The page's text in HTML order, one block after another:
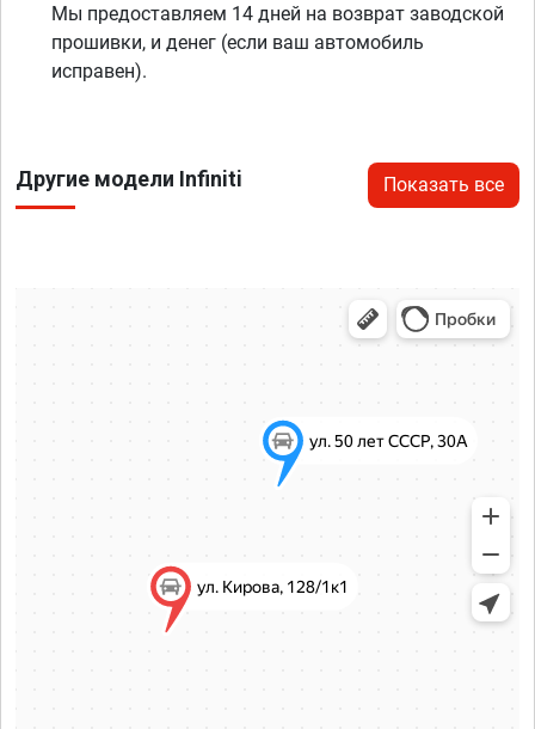
Мы предоставляем 14 дней на возврат заводской
прошивки, и денег (если ваш автомобиль
исправен).
Другие модели Infiniti Показать все